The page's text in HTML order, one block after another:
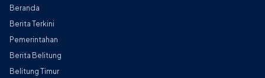
Beranda
Berita Terkini
Pemerintahan
Berita Belitung
Belitung Timur